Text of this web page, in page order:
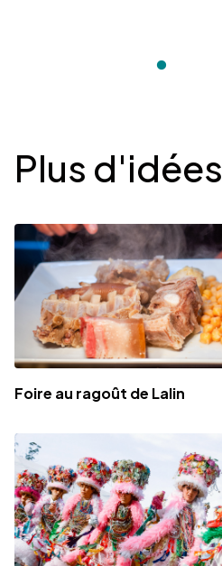
Plus d'idées
Foire au ragoût de Lalin